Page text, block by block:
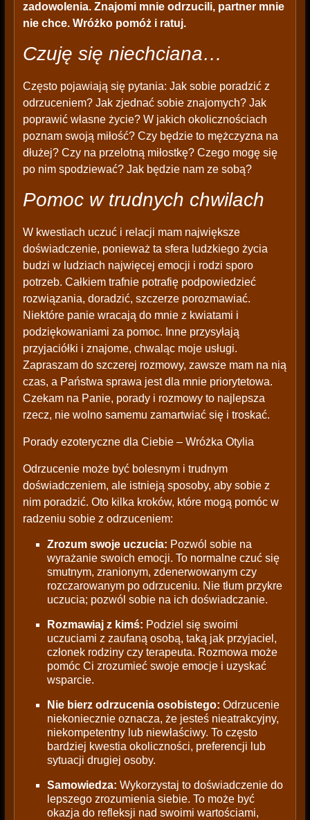
zadowolenia. Znajomi mnie odrzucili, partner mnie
nie chce. Wróżko pomóż i ratuj.
Czuję się niechciana…
Często pojawiają się pytania: Jak sobie poradzić z
odrzuceniem? Jak zjednać sobie znajomych? Jak
poprawić własne życie? W jakich okolicznościach
poznam swoją miłość? Czy będzie to mężczyzna na
dłużej? Czy na przelotną miłostkę? Czego mogę się
po nim spodziewać? Jak będzie nam ze sobą?
Pomoc w trudnych chwilach
W kwestiach uczuć i relacji mam największe
doświadczenie, ponieważ ta sfera ludzkiego życia
budzi w ludziach najwięcej emocji i rodzi sporo
potrzeb. Całkiem trafnie potrafię podpowiedzieć
rozwiązania, doradzić, szczerze porozmawiać.
Niektóre panie wracają do mnie z kwiatami i
podziękowaniami za pomoc. Inne przysyłają
przyjaciółki i znajome, chwaląc moje usługi.
Zapraszam do szczerej rozmowy, zawsze mam na nią
czas, a Państwa sprawa jest dla mnie priorytetowa.
Czekam na Panie, porady i rozmowy to najlepsza
rzecz, nie wolno samemu zamartwiać się i troskać.
Porady ezoteryczne dla Ciebie – Wróżka Otylia
Odrzucenie może być bolesnym i trudnym
doświadczeniem, ale istnieją sposoby, aby sobie z
nim poradzić. Oto kilka kroków, które mogą pomóc w
radzeniu sobie z odrzuceniem:
Zrozum swoje uczucia: Pozwól sobie na
wyrażanie swoich emocji. To normalne czuć się
smutnym, zranionym, zdenerwowanym czy
rozczarowanym po odrzuceniu. Nie tłum przykre
uczucia; pozwól sobie na ich doświadczanie.
Rozmawiaj z kimś: Podziel się swoimi
uczuciami z zaufaną osobą, taką jak przyjaciel,
członek rodziny czy terapeuta. Rozmowa może
pomóc Ci zrozumieć swoje emocje i uzyskać
wsparcie.
Nie bierz odrzucenia osobistego: Odrzucenie
niekoniecznie oznacza, że jesteś nieatrakcyjny,
niekompetentny lub niewłaściwy. To często
bardziej kwestia okoliczności, preferencji lub
sytuacji drugiej osoby.
Samowiedza: Wykorzystaj to doświadczenie do
lepszego zrozumienia siebie. To może być
okazja do refleksji nad swoimi wartościami,